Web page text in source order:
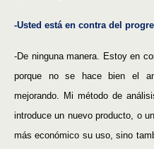
-Usted está en contra del
-De ninguna manera. Estoy en
porque no se hace bien el
mejorando. Mi método de
introduce un nuevo producto, o
más económico su uso, sino